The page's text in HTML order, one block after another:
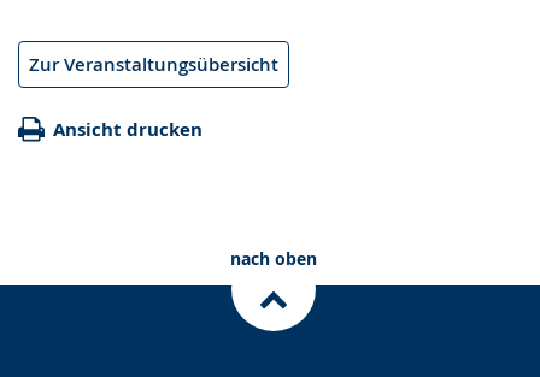
Zur Veranstaltungsübersicht
Ansicht drucken
nach oben